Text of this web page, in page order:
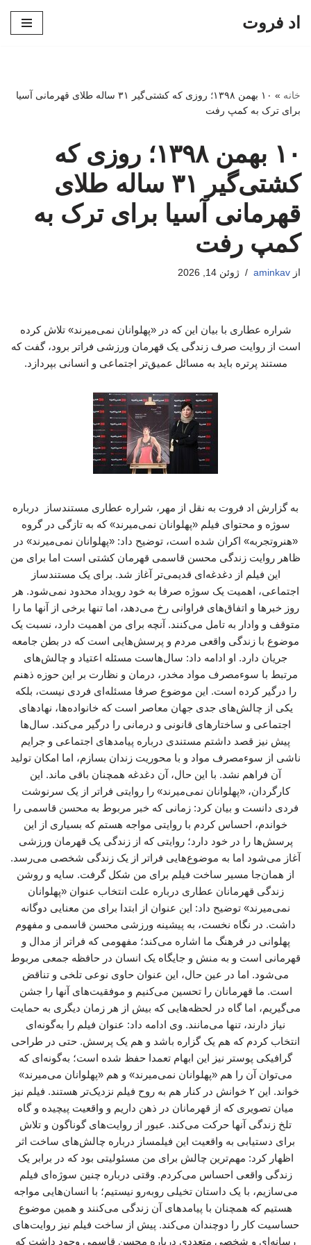
اد فروت
خانه »
۱۰ بهمن ۱۳۹۸؛ روزی که کشتی‌گیر ۳۱ ساله طلای قهرمانی آسیا
برای ترک به کمپ رفت
۱۰ بهمن ۱۳۹۸؛ روزی که
کشتی‌گیر ۳۱ ساله طلای
قهرمانی آسیا برای ترک به
کمپ رفت
از aminkav ژوئن 14, 2026
شراره عطاری با بیان این که در «پهلوانان نمی‌میرند» تلاش کرده
است از روایت صرف زندگی یک قهرمان ورزشی فراتر برود، گفت که
مستند پرتره باید به مسائل عمیق‌تر اجتماعی و انسانی بپردازد.
به گزارش اد فروت به نقل از مهر، شراره عطاری مستندساز درباره
سوژه و محتوای فیلم «پهلوانان نمی‌میرند» که به تازگی در گروه
«هنروتجربه» اکران شده است، توضیح داد: «پهلوانان نمی‌میرند» در
ظاهر روایت زندگی محسن قاسمی قهرمان کشتی است اما برای من
این فیلم از دغدغه‌ای قدیمی‌تر آغاز شد. برای یک مستندساز
اجتماعی، اهمیت یک سوژه صرفا به خود رویداد محدود نمی‌شود. هر
روز خبرها و اتفاق‌های فراوانی رخ می‌دهد، اما تنها برخی از آنها ما را
متوقف و وادار به تامل می‌کنند. آنچه برای من اهمیت دارد، نسبت یک
موضوع با زندگی واقعی مردم و پرسش‌هایی است که در بطن جامعه
جریان دارد. او ادامه داد: سال‌هاست مسئله اعتیاد و چالش‌های
مرتبط با سوءمصرف مواد مخدر، درمان و نظارت بر این حوزه ذهنم
را درگیر کرده است. این موضوع صرفا مسئله‌ای فردی نیست، بلکه
یکی از چالش‌های جدی جهان معاصر است که خانواده‌ها، نهادهای
اجتماعی و ساختارهای قانونی و درمانی را درگیر می‌کند. سال‌ها
پیش نیز قصد داشتم مستندی درباره پیامدهای اجتماعی و جرایم
ناشی از سوءمصرف مواد و با محوریت زندان بسازم، اما امکان تولید
آن فراهم نشد. با این حال، آن دغدغه همچنان باقی ماند. این
کارگردان، «پهلوانان نمی‌میرند» را روایتی فراتر از یک سرنوشت
فردی دانست و بیان کرد: زمانی که خبر مربوط به محسن قاسمی را
خواندم، احساس کردم با روایتی مواجه هستم که بسیاری از این
پرسش‌ها را در خود دارد؛ روایتی که از زندگی یک قهرمان ورزشی
آغاز می‌شود اما به موضوع‌هایی فراتر از یک زندگی شخصی می‌رسد.
از همان‌جا مسیر ساخت فیلم برای من شکل گرفت. سایه و روشن
زندگی قهرمانان عطاری درباره علت انتخاب عنوان «پهلوانان
نمی‌میرند» توضیح داد: این عنوان از ابتدا برای من معنایی دوگانه
داشت. در نگاه نخست، به پیشینه ورزشی محسن قاسمی و مفهوم
پهلوانی در فرهنگ ما اشاره می‌کند؛ مفهومی که فراتر از مدال و
قهرمانی است و به منش و جایگاه یک انسان در حافظه جمعی مربوط
می‌شود. اما در عین حال، این عنوان حاوی نوعی تلخی و تناقض
است. ما قهرمانان را تحسین می‌کنیم و موفقیت‌های آنها را جشن
می‌گیریم، اما گاه در لحظه‌هایی که بیش از هر زمان دیگری به حمایت
نیاز دارند، تنها می‌مانند. وی ادامه داد: عنوان فیلم را به‌گونه‌ای
انتخاب کردم که هم یک گزاره باشد و هم یک پرسش. حتی در طراحی
گرافیکی پوستر نیز این ابهام تعمدا حفظ شده است؛ به‌گونه‌ای که
می‌توان آن را هم «پهلوانان نمی‌میرند» و هم «پهلوانان می‌میرند»
خواند. این ۲ خوانش در کنار هم به روح فیلم نزدیک‌تر هستند. فیلم نیز
میان تصویری که از قهرمانان در ذهن داریم و واقعیت پیچیده و گاه
تلخ زندگی آنها حرکت می‌کند. عبور از روایت‌های گوناگون و تلاش
برای دستیابی به واقعیت این فیلمساز درباره چالش‌های ساخت اثر
اظهار کرد: مهم‌ترین چالش برای من مسئولیتی بود که در برابر یک
زندگی واقعی احساس می‌کردم. وقتی درباره چنین سوژه‌ای فیلم
می‌سازیم، با یک داستان تخیلی روبه‌رو نیستیم؛ با انسان‌هایی مواجه
هستیم که همچنان با پیامدهای آن زندگی می‌کنند و همین موضوع
حساسیت کار را دوچندان می‌کند. پیش از ساخت فیلم نیز روایت‌های
رسانه‌ای و شخصی متعددی درباره محسن قاسمی وجود داشت که